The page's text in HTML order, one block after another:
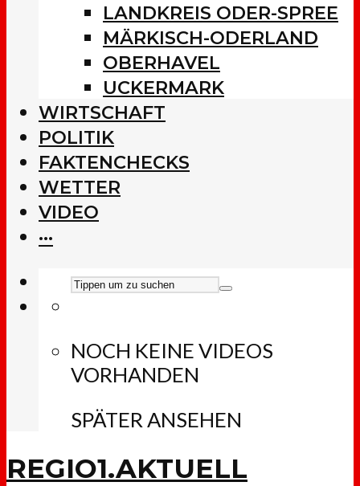
LANDKREIS ODER-SPREE
MÄRKISCH-ODERLAND
OBERHAVEL
UCKERMARK
WIRTSCHAFT
POLITIK
FAKTENCHECKS
WETTER
VIDEO
···
NOCH KEINE VIDEOS
VORHANDEN
SPÄTER ANSEHEN
REGIO1.AKTUELL